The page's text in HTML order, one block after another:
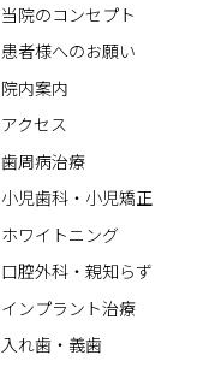
当院のコンセプト
患者様へのお願い
院内案内
アクセス
歯周病治療
小児歯科・小児矯正
ホワイトニング
口腔外科・親知らず
インプラント治療
入れ歯・義歯